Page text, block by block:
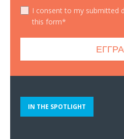
I consent to my submitted
this form*
IN THE SPOTLIGHT